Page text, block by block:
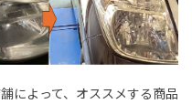
によって、オススメする商品